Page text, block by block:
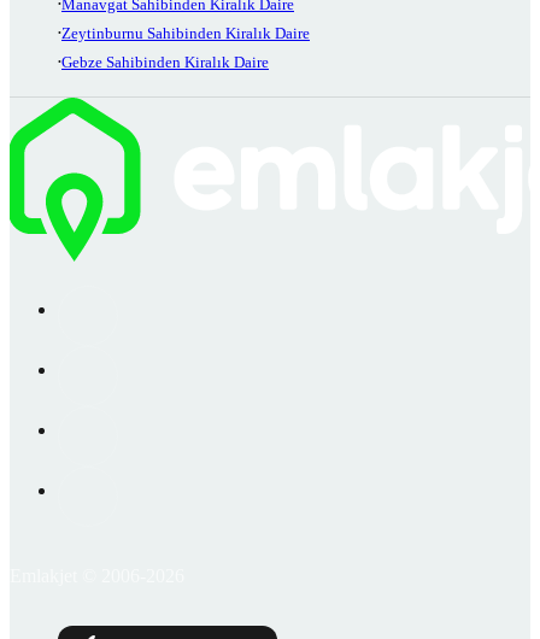
Manavgat Sahibinden Kiralık Daire
Zeytinburnu Sahibinden Kiralık Daire
Gebze Sahibinden Kiralık Daire